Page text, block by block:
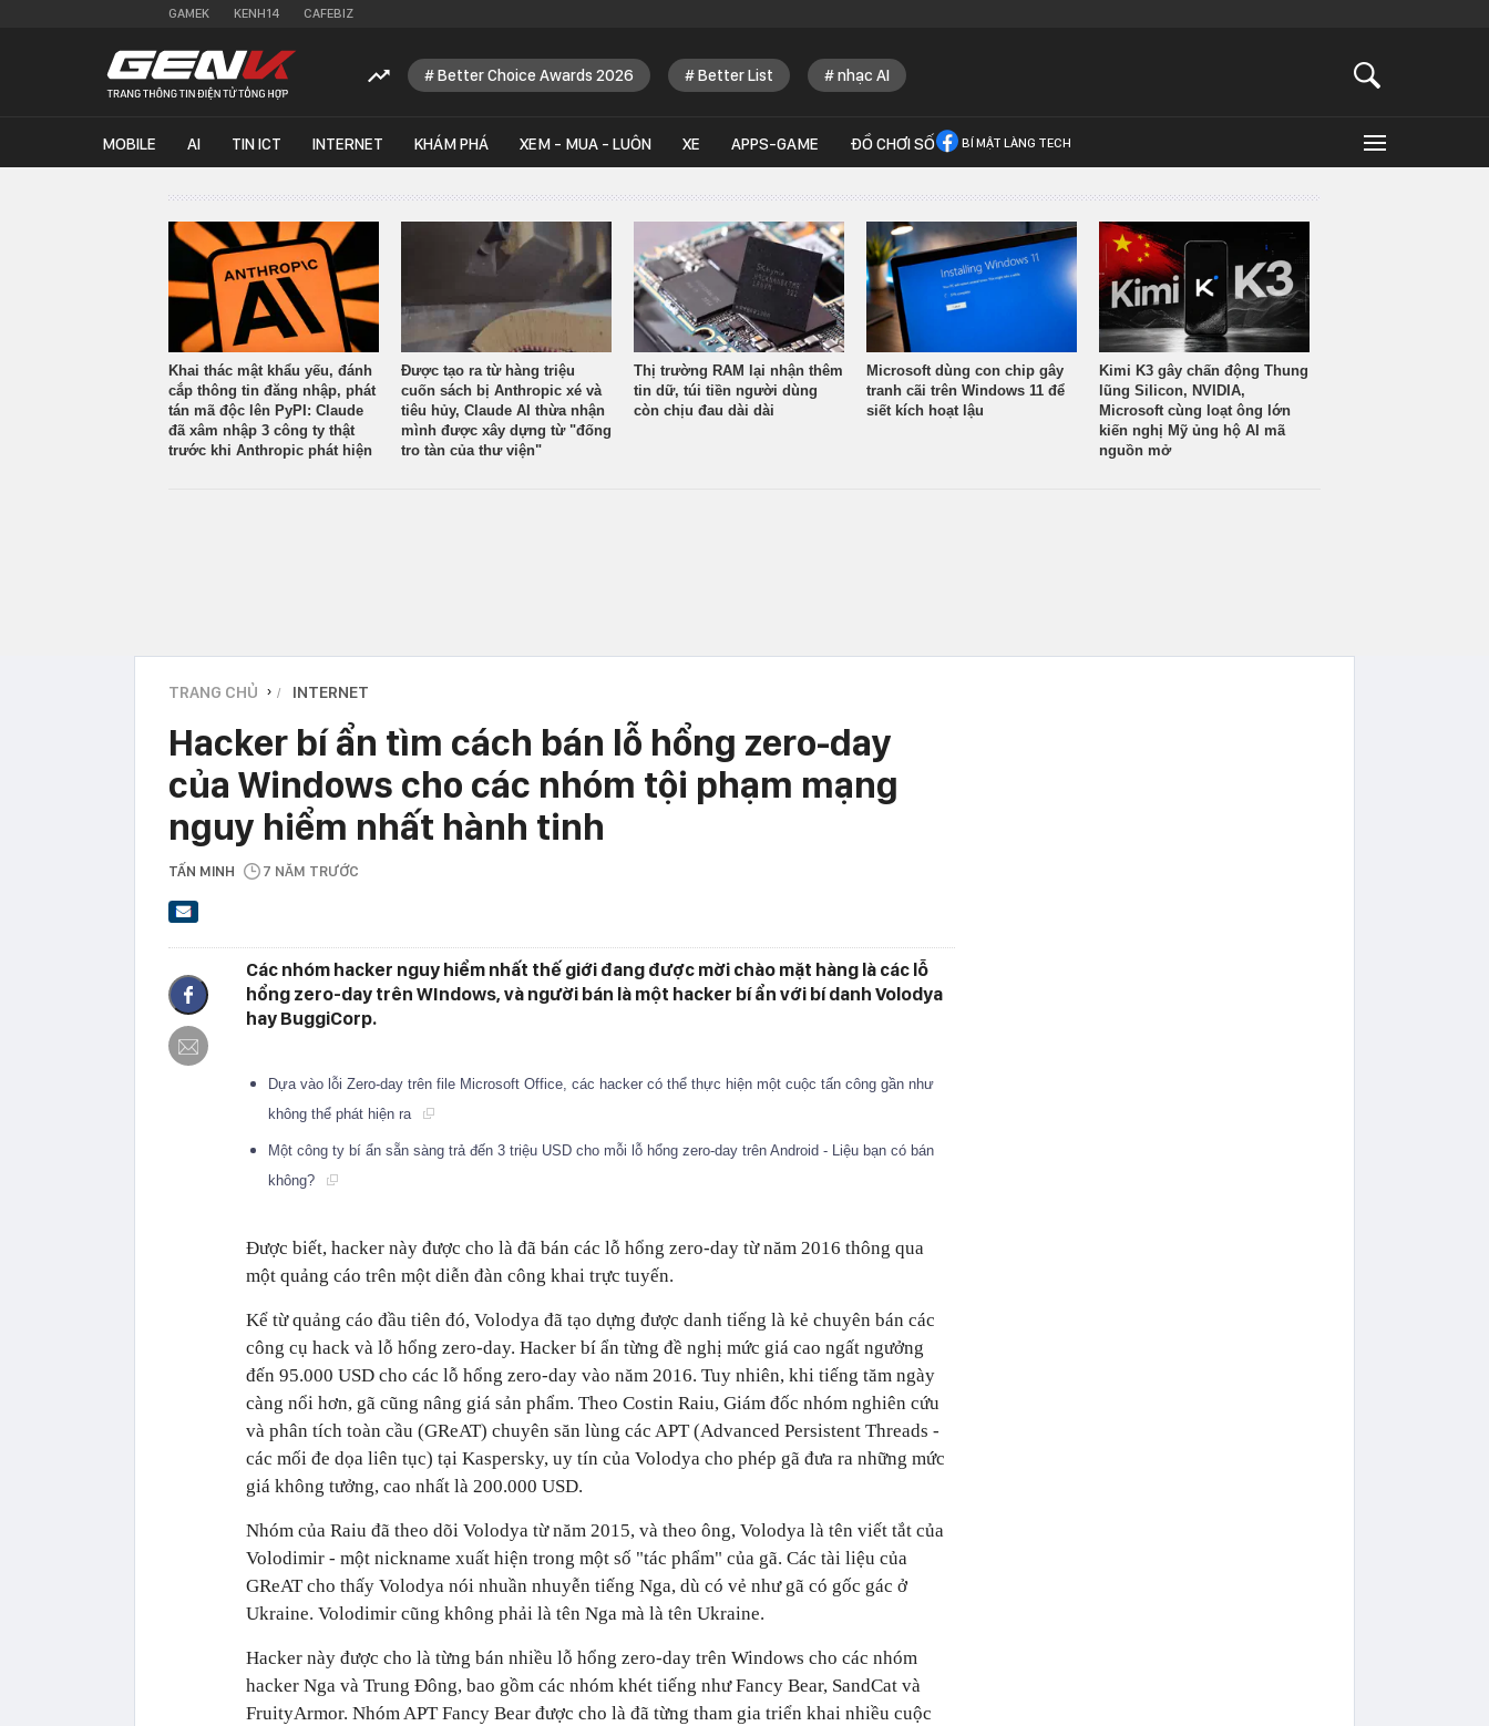
GAMEK KENH14 CAFEBIZ
Better Choice Awards 2026 Better List nhạc AI
MOBILE AI TIN ICT INTERNET KHÁM PHÁ XEM - MUA - LUÔN XE APPS-GAME ĐỒ CHƠI SỐ BÍ MẬT LÀNG TECH
Khai thác mật khẩu yếu, đánh
cắp thông tin đăng nhập, phát
tán mã độc lên PyPI: Claude
đã xâm nhập 3 công ty thật
trước khi Anthropic phát hiện
Được tạo ra từ hàng triệu
cuốn sách bị Anthropic xé và
tiêu hủy, Claude AI thừa nhận
mình được xây dựng từ "đống
tro tàn của thư viện"
Thị trường RAM lại nhận thêm
tin dữ, túi tiền người dùng
còn chịu đau dài dài
Microsoft dùng con chip gây
tranh cãi trên Windows 11 để
siết kích hoạt lậu
Kimi K3 gây chấn động Thung
lũng Silicon, NVIDIA,
Microsoft cùng loạt ông lớn
kiến nghị Mỹ ủng hộ AI mã
nguồn mở
TRANG CHỦ › INTERNET
Hacker bí ẩn tìm cách bán lỗ hổng zero-day
của Windows cho các nhóm tội phạm mạng
nguy hiểm nhất hành tinh
TẤN MINH 7 NĂM TRƯỚC
Các nhóm hacker nguy hiểm nhất thế giới đang được mời chào mặt hàng là các lỗ
hổng zero-day trên WIndows, và người bán là một hacker bí ẩn với bí danh Volodya
hay BuggiCorp.
Dựa vào lỗi Zero-day trên file Microsoft Office, các hacker có thể thực hiện một cuộc tấn công gần như
không thể phát hiện ra
Một công ty bí ẩn sẵn sàng trả đến 3 triệu USD cho mỗi lỗ hổng zero-day trên Android - Liệu bạn có bán
không?
Được biết, hacker này được cho là đã bán các lỗ hổng zero-day từ năm 2016 thông qua
một quảng cáo trên một diễn đàn công khai trực tuyến.
Kể từ quảng cáo đầu tiên đó, Volodya đã tạo dựng được danh tiếng là kẻ chuyên bán các
công cụ hack và lỗ hổng zero-day. Hacker bí ẩn từng đề nghị mức giá cao ngất ngưởng
đến 95.000 USD cho các lỗ hổng zero-day vào năm 2016. Tuy nhiên, khi tiếng tăm ngày
càng nổi hơn, gã cũng nâng giá sản phẩm. Theo Costin Raiu, Giám đốc nhóm nghiên cứu
và phân tích toàn cầu (GReAT) chuyên săn lùng các APT (Advanced Persistent Threads -
các mối đe dọa liên tục) tại Kaspersky, uy tín của Volodya cho phép gã đưa ra những mức
giá không tưởng, cao nhất là 200.000 USD.
Nhóm của Raiu đã theo dõi Volodya từ năm 2015, và theo ông, Volodya là tên viết tắt của
Volodimir - một nickname xuất hiện trong một số "tác phẩm" của gã. Các tài liệu của
GReAT cho thấy Volodya nói nhuần nhuyễn tiếng Nga, dù có vẻ như gã có gốc gác ở
Ukraine. Volodimir cũng không phải là tên Nga mà là tên Ukraine.
Hacker này được cho là từng bán nhiều lỗ hổng zero-day trên Windows cho các nhóm
hacker Nga và Trung Đông, bao gồm các nhóm khét tiếng như Fancy Bear, SandCat và
FruityArmor. Nhóm APT Fancy Bear được cho là đã từng tham gia triển khai nhiều cuộc